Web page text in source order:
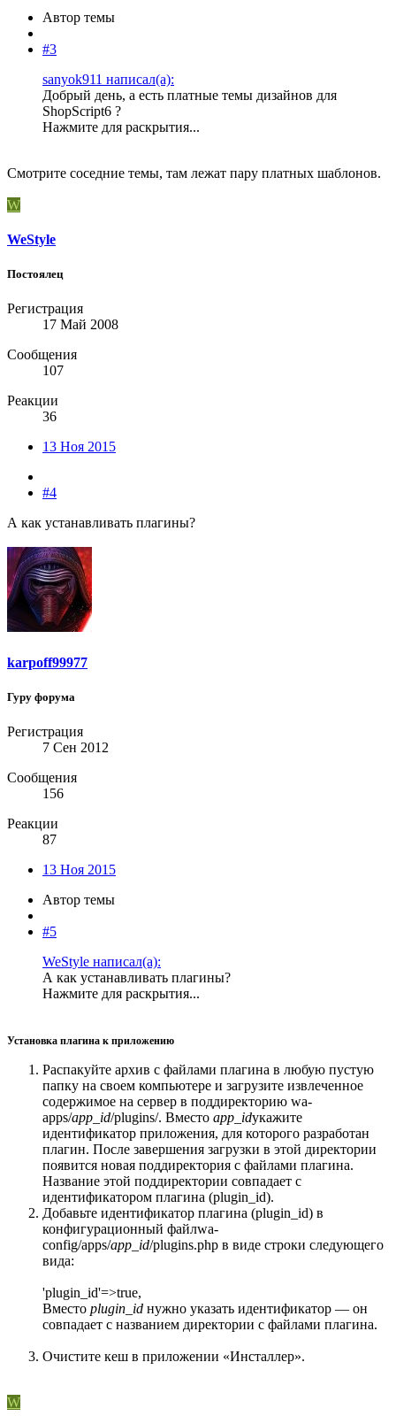
Автор темы
#3
sanyok911 написал(а):
Добрый день, а есть платные темы дизайнов для
ShopScript6 ?
Нажмите для раскрытия...
Смотрите соседние темы, там лежат пару платных шаблонов.
W
WeStyle
Постоялец
Регистрация
17 Май 2008
Сообщения
107
Реакции
36
13 Ноя 2015
#4
А как устанавливать плагины?
karpoff99977
Гуру форума
Регистрация
7 Сен 2012
Сообщения
156
Реакции
87
13 Ноя 2015
Автор темы
#5
WeStyle написал(а):
А как устанавливать плагины?
Нажмите для раскрытия...
Установка плагина к приложению
Распакуйте архив с файлами плагина в любую пустую
папку на своем компьютере и загрузите извлеченное
содержимое на сервер в поддиректорию wa-
apps/app_id/plugins/. Вместо app_idукажите
идентификатор приложения, для которого разработан
плагин. После завершения загрузки в этой директории
появится новая поддиректория с файлами плагина.
Название этой поддиректории совпадает с
идентификатором плагина (plugin_id).
Добавьте идентификатор плагина (plugin_id) в
конфигурационный файлwa-
config/apps/app_id/plugins.php в виде строки следующего
вида:
'plugin_id'=>true,
Вместо plugin_id нужно указать идентификатор — он
совпадает с названием директории с файлами плагина.
Очистите кеш в приложении «Инсталлер».
W